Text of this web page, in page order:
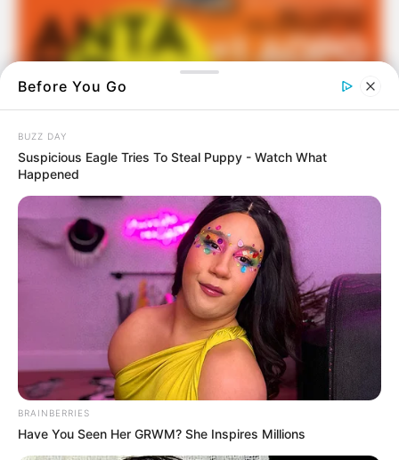
Στις 23 Σεπτεμβρίου, τα ψητοπωλεία «Ο
Κούλης» σας ευχαριστούν για την προτίμησή
Before You Go
BUZZ DAY
Suspicious Eagle Tries To Steal Puppy - Watch What
Happened
BRAINBERRIES
Have You Seen Her GRWM? She Inspires Millions